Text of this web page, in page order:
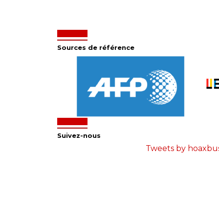
Sources de référence
Suivez-nous
Tweets by